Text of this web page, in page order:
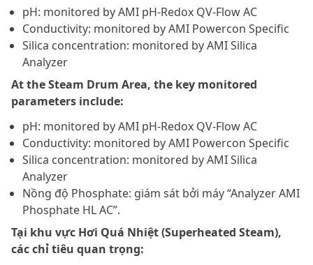
pH: monitored by AMI pH-Redox QV-Flow AC
Conductivity: monitored by AMI Powercon Specific
Silica concentration: monitored by AMI Silica
Analyzer
At the Steam Drum Area, the key monitored
parameters include:
pH: monitored by AMI pH-Redox QV-Flow AC
Conductivity: monitored by AMI Powercon Specific
Silica concentration: monitored by AMI Silica
Analyzer
Nồng độ Phosphate: giám sát bởi máy “Analyzer AMI
Phosphate HL AC”.
Tại khu vực Hơi Quá Nhiệt (Superheated Steam),
các chỉ tiêu quan trọng: